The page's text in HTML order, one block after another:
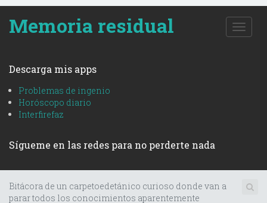
Memoria residual
T
o
t
Descarga mis apps
Problemas de ingenio
Horóscopo diario
Interfirefaz
Sígueme en las redes para no perderte nada
Bitácora de un carpetoedetánico curioso donde van a
parar todos los conocimientos aparentemente